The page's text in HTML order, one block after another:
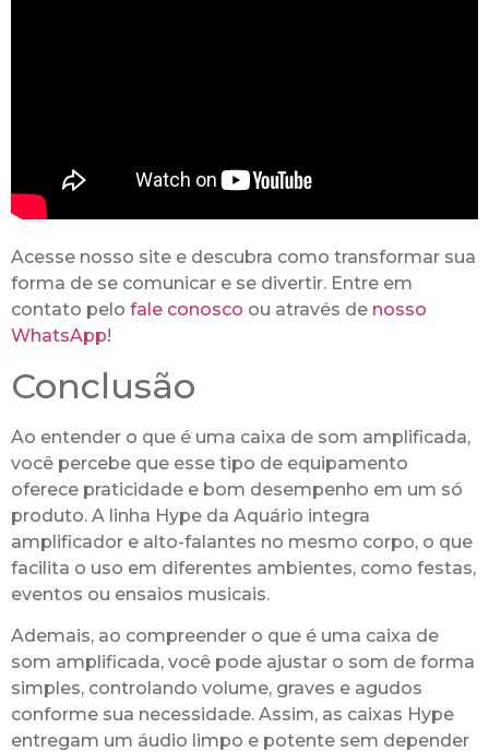
Acesse nosso site e descubra como transformar sua
forma de se comunicar e se divertir. Entre em
contato pelo fale conosco ou através de nosso
WhatsApp!
Conclusão
Ao entender o que é uma caixa de som amplificada,
você percebe que esse tipo de equipamento
oferece praticidade e bom desempenho em um só
produto. A linha Hype da Aquário integra
amplificador e alto-falantes no mesmo corpo, o que
facilita o uso em diferentes ambientes, como festas,
eventos ou ensaios musicais.
Ademais, ao compreender o que é uma caixa de
som amplificada, você pode ajustar o som de forma
simples, controlando volume, graves e agudos
conforme sua necessidade. Assim, as caixas Hype
entregam um áudio limpo e potente sem depender